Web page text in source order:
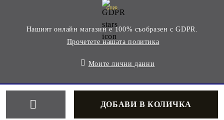
GDPR
Нашият онлайн магазин е 100% съобразен с GDPR.
Прочетете нашата политика
Моите лични данни